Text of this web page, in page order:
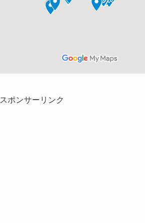
スポンサーリンク